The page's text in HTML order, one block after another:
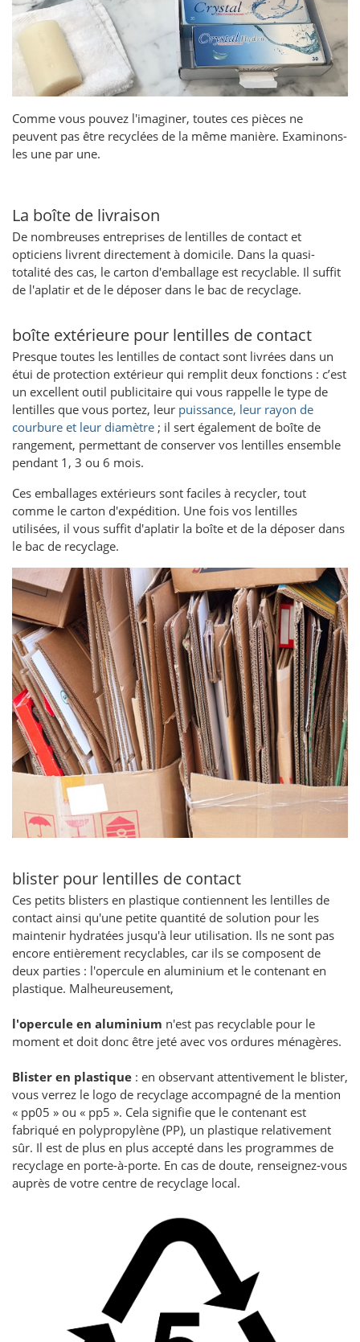
Comme vous pouvez l'imaginer, toutes ces pièces ne
peuvent pas être recyclées de la même manière. Examinons-
les une par une.
La boîte de livraison
De nombreuses entreprises de lentilles de contact et
opticiens livrent directement à domicile. Dans la quasi-
totalité des cas, le carton d'emballage est recyclable. Il suffit
de l'aplatir et de le déposer dans le bac de recyclage.
boîte extérieure pour lentilles de contact
Presque toutes les lentilles de contact sont livrées dans un
étui de protection extérieur qui remplit deux fonctions : c’est
un excellent outil publicitaire qui vous rappelle le type de
lentilles que vous portez, leur puissance, leur rayon de
courbure et leur diamètre ; il sert également de boîte de
rangement, permettant de conserver vos lentilles ensemble
pendant 1, 3 ou 6 mois.
Ces emballages extérieurs sont faciles à recycler, tout
comme le carton d'expédition. Une fois vos lentilles
utilisées, il vous suffit d'aplatir la boîte et de la déposer dans
le bac de recyclage.
blister pour lentilles de contact
Ces petits blisters en plastique contiennent les lentilles de
contact ainsi qu'une petite quantité de solution pour les
maintenir hydratées jusqu'à leur utilisation. Ils ne sont pas
encore entièrement recyclables, car ils se composent de
deux parties : l'opercule en aluminium et le contenant en
plastique. Malheureusement,
l'opercule en aluminium n'est pas recyclable pour le
moment et doit donc être jeté avec vos ordures ménagères.
Blister en plastique : en observant attentivement le blister,
vous verrez le logo de recyclage accompagné de la mention
« pp05 » ou « pp5 ». Cela signifie que le contenant est
fabriqué en polypropylène (PP), un plastique relativement
sûr. Il est de plus en plus accepté dans les programmes de
recyclage en porte-à-porte. En cas de doute, renseignez-vous
auprès de votre centre de recyclage local.